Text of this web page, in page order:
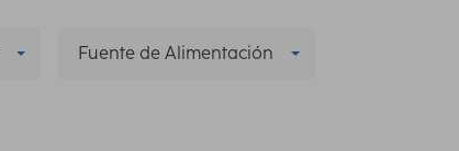
Fuente de Alimentación